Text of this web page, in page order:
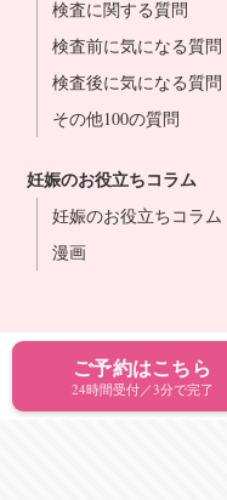
検査に関する質問
検査前に気になる質問
検査後に気になる質問
その他100の質問
妊娠のお役立ちコラム
妊娠のお役立ちコラム
漫画
ご予約はこちら
24時間受付／3分で完了